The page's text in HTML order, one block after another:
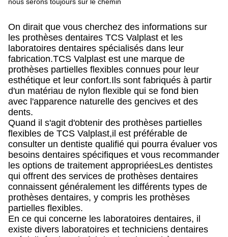
On dirait que vous cherchez des informations sur
les prothèses dentaires TCS Valplast et les
laboratoires dentaires spécialisés dans leur
fabrication.TCS Valplast est une marque de
prothèses partielles flexibles connues pour leur
esthétique et leur confort.Ils sont fabriqués à partir
d'un matériau de nylon flexible qui se fond bien
avec l'apparence naturelle des gencives et des
dents.
Quand il s'agit d'obtenir des prothèses partielles
flexibles de TCS Valplast,il est préférable de
consulter un dentiste qualifié qui pourra évaluer vos
besoins dentaires spécifiques et vous recommander
les options de traitement appropriéesLes dentistes
qui offrent des services de prothèses dentaires
connaissent généralement les différents types de
prothèses dentaires, y compris les prothèses
partielles flexibles.
En ce qui concerne les laboratoires dentaires, il
existe divers laboratoires et techniciens dentaires